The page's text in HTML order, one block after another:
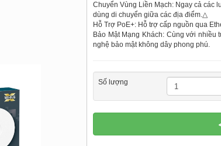
Chuyển Vùng Liền Mạch: Ngay cả các
dùng di chuyển giữa các địa điểm.△
Hỗ Trợ PoE+: Hỗ trợ cấp nguồn qua
Bảo Mật Mạng Khách: Cùng với nhiều
nghệ bảo mật không dây phong phú.
Số lượng